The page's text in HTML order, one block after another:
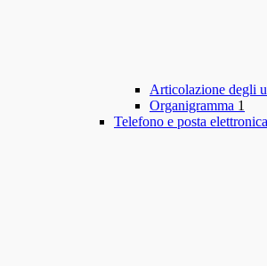
Articolazione degli
Organigramma 1
Telefono e posta elettronica